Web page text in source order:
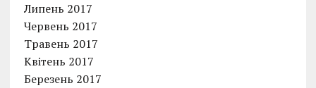
Липень 2017
Червень 2017
Травень 2017
Квітень 2017
Березень 2017